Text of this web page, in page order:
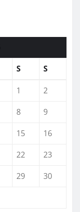
S S
1
2
8
9
15
16
22
23
29
30